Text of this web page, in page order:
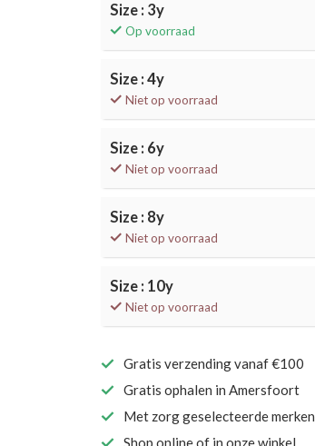
Size : 3y
Op voorraad
Size : 4y
Niet op voorraad
Size : 6y
Niet op voorraad
Size : 8y
Niet op voorraad
Size : 10y
Niet op voorraad
Gratis verzending vanaf €100
Gratis ophalen in Amersfoort
Met zorg geselecteerde merken
Shop online of in onze winkel